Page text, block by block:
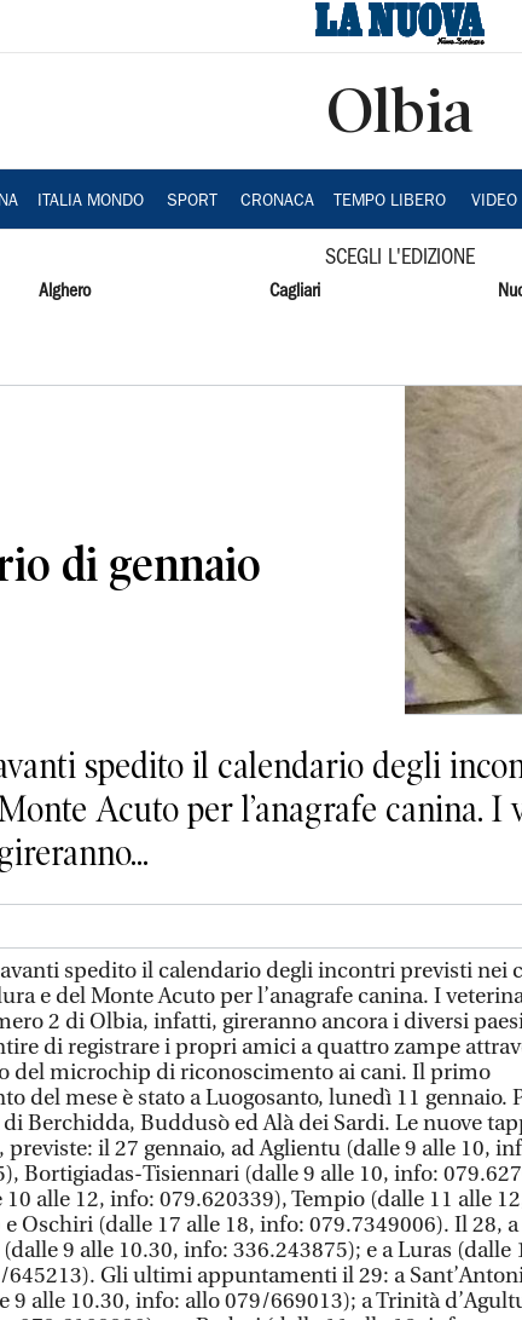
Olbia
ITALIA MONDO SPORT CRONACA TEMPO LIBERO VIDEO
SCEGLI L'EDIZIONE
Alghero Cagliari
di gennaio
spedito il calendario degli
Acuto per l’anagrafe canina.
avanti spedito il calendario degli incontri previsti nei
e del Monte Acuto per l’anagrafe canina. I
2 di Olbia, infatti, gireranno ancora i diversi
di registrare i propri amici a quattro zampe
del microchip di riconoscimento ai cani. Il primo
del mese è stato a Luogosanto, lunedì 11 gennaio.
Berchidda, Buddusò ed Alà dei Sardi. Le nuove
previste: il 27 gennaio, ad Aglientu (dalle 9 alle 10,
Bortigiadas-Tisiennari (dalle 9 alle 10, info:
10 alle 12, info: 079.620339), Tempio (dalle 11 alle
Oschiri (dalle 17 alle 18, info: 079.7349006). Il 28, a
9 alle 10.30, info: 336.243875); e a Luras (dalle
645213). Gli ultimi appuntamenti il 29: a
9 alle 10.30, info: allo 079/669013); a Trinità